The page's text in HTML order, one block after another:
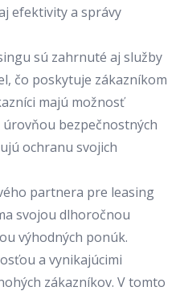
efektivity a správy
sú zahrnuté aj služby
čo poskytuje zákazníkom
majú možnosť
bezpečnostných
ochranu svojich
partnera pre leasing
svojou dlhoročnou
výhodných ponúk.
a vynikajúcimi
zákazníkov. V tomto